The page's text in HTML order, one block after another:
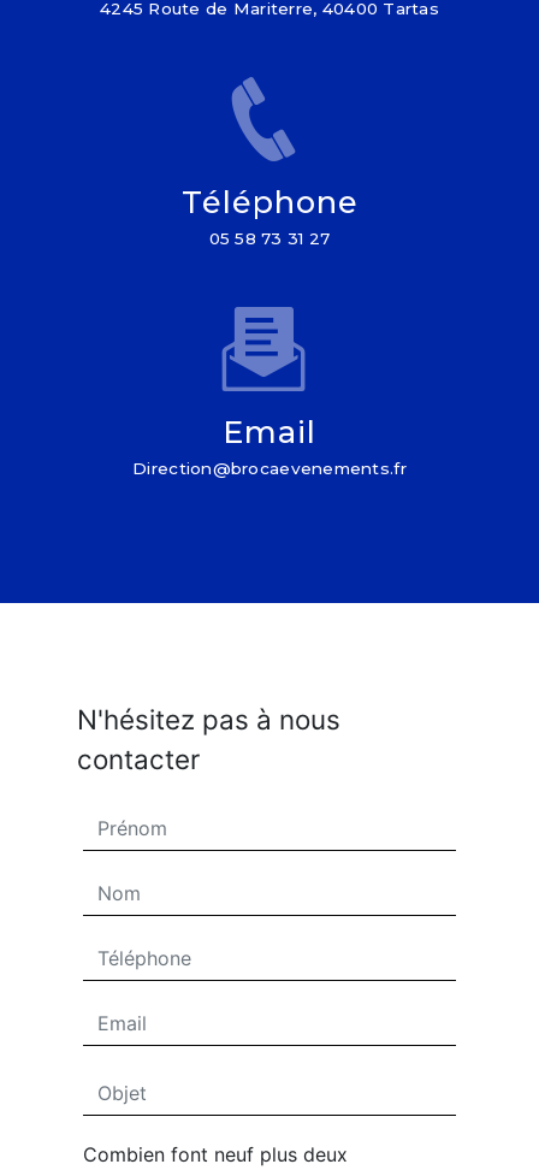
4245 Route de Mariterre, 40400 Tartas
Téléphone
05 58 73 31 27
Email
direction@brocaevenements.fr
N'hésitez pas à nous
contacter
Combien font neuf plus deux